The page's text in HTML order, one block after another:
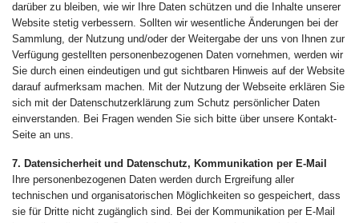
darüber zu bleiben, wie wir Ihre Daten schützen und die Inhalte unserer
Website stetig verbessern. Sollten wir wesentliche Änderungen bei der
Sammlung, der Nutzung und/oder der Weitergabe der uns von Ihnen zur
Verfügung gestellten personenbezogenen Daten vornehmen, werden wir
Sie durch einen eindeutigen und gut sichtbaren Hinweis auf der Website
darauf aufmerksam machen. Mit der Nutzung der Webseite erklären Sie
sich mit der Datenschutzerklärung zum Schutz persönlicher Daten
einverstanden. Bei Fragen wenden Sie sich bitte über unsere Kontakt-
Seite an uns.
7. Datensicherheit und Datenschutz, Kommunikation per E-Mail
Ihre personenbezogenen Daten werden durch Ergreifung aller
technischen und organisatorischen Möglichkeiten so gespeichert, dass
sie für Dritte nicht zugänglich sind. Bei der Kommunikation per E-Mail